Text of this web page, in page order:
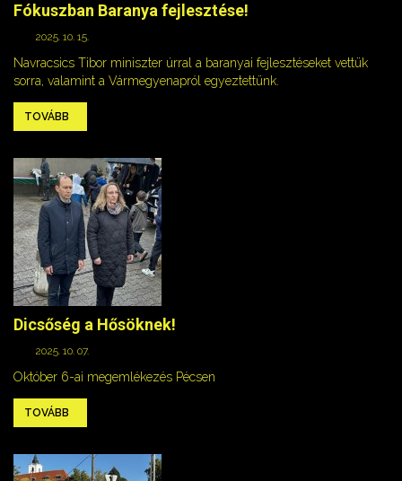
Fókuszban Baranya fejlesztése!
2025. 10. 15.
Navracsics Tibor miniszter úrral a baranyai fejlesztéseket vettük
sorra, valamint a Vármegyenapról egyeztettünk.
TOVÁBB
Dicsőség a Hősöknek!
2025. 10. 07.
Október 6-ai megemlékezés Pécsen
TOVÁBB